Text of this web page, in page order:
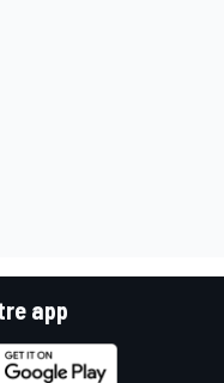
app